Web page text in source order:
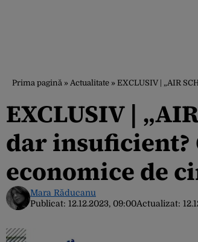
Prima pagină » Actualitate » EXCLUSIV | „AIR
EXCLUSIV |
dar insuficient?
economice de
Mara Răducanu
Publicat: 12.12.2023, 09:00Actualizat: